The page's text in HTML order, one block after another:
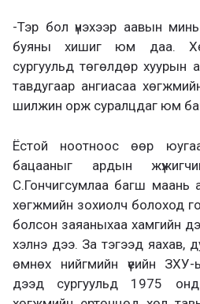
-Тэр бол үнэхээр аавын
буяны хишиг юм даа.
сургуульд төгөлдөр хуурын
тавдугаар ангиасаа
шилжин орж суралцдаг юм
Ёстой ноотноос өөр
бацааныг ардын
С.Гончигсумлаа багш маань
хөгжмийн зохиолч болоход гол
болсон заяаныхаа хамгийн
хэлнэ дээ. За тэгээд яахав,
өмнөх нийгмийн үеийн
дээд сургуульд 1975